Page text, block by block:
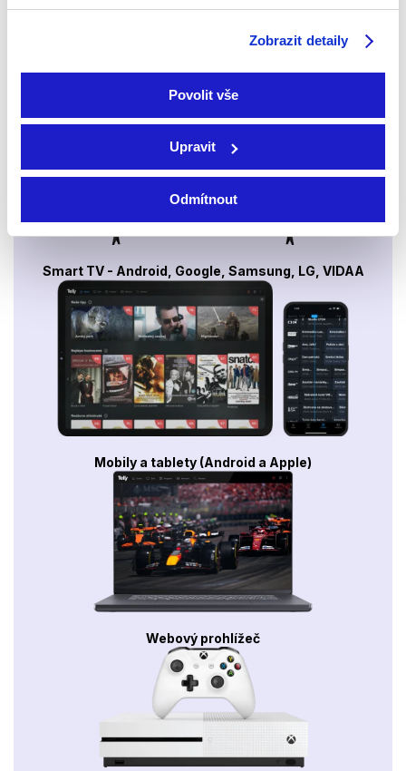
Zobrazit detaily
Povolit vše
Upravit
Odmítnout
Sledovat internetovou televizi jde odkudkoliv
po celé EU, a to až na 6 zařízeních.
Smart TV - Android, Google, Samsung, LG, VIDAA
Mobily a tablety (Android a Apple)
Webový prohlížeč